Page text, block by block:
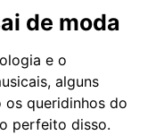
de moda
e o
alguns
os queridinhos do
perfeito disso.